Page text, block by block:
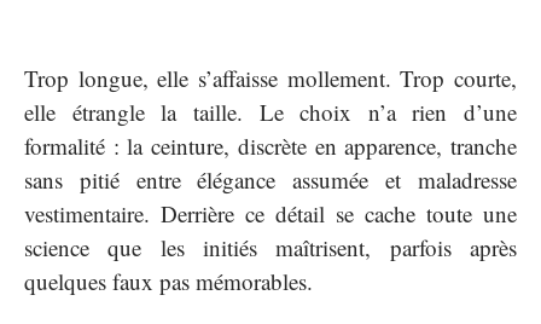
Trop longue, elle s’affaisse mollement. Trop courte,
elle étrangle la taille. Le choix n’a rien d’une
formalité : la ceinture, discrète en apparence, tranche
sans pitié entre élégance assumée et maladresse
vestimentaire. Derrière ce détail se cache toute une
science que les initiés maîtrisent, parfois après
quelques faux pas mémorables.